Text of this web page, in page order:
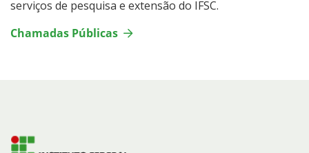
serviços de pesquisa e extensão do IFSC.
Chamadas Públicas